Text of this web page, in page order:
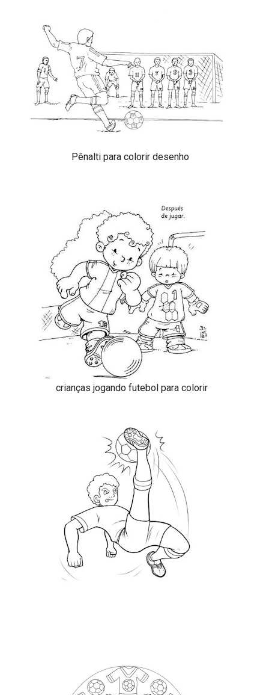
Pênalti para colorir desenho
crianças jogando futebol para colorir